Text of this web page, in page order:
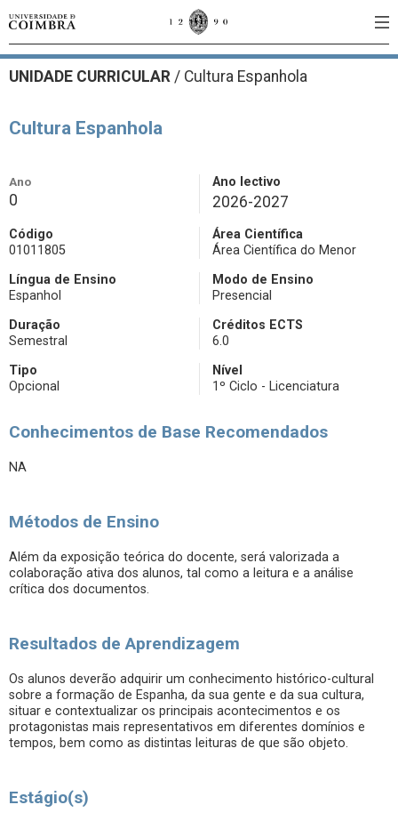
UNIDADE CURRICULAR / Cultura Espanhola
Cultura Espanhola
Ano
0
Ano lectivo
2026-2027
Código
01011805
Área Científica
Área Científica do Menor
Língua de Ensino
Espanhol
Modo de Ensino
Presencial
Duração
Semestral
Créditos ECTS
6.0
Tipo
Opcional
Nível
1º Ciclo - Licenciatura
Conhecimentos de Base Recomendados
NA
Métodos de Ensino
Além da exposição teórica do docente, será valorizada a
colaboração ativa dos alunos, tal como a leitura e a análise
crítica dos documentos.
Resultados de Aprendizagem
Os alunos deverão adquirir um conhecimento histórico-cultural
sobre a formação de Espanha, da sua gente e da sua cultura,
situar e contextualizar os principais acontecimentos e os
protagonistas mais representativos em diferentes domínios e
tempos, bem como as distintas leituras de que são objeto.
Estágio(s)